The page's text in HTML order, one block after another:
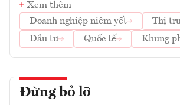
Xem thêm
Doanh nghiệp niêm yết
Thị
Đầu tư
Quốc tế Khung
Đừng bỏ lỡ